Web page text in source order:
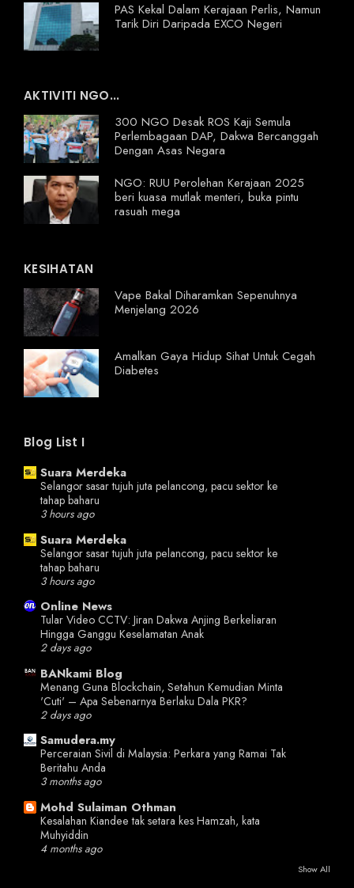
PAS Kekal Dalam Kerajaan Perlis, Namun
Tarik Diri Daripada EXCO Negeri
AKTIVITI NGO...
300 NGO Desak ROS Kaji Semula
Perlembagaan DAP, Dakwa Bercanggah
Dengan Asas Negara
NGO: RUU Perolehan Kerajaan 2025
beri kuasa mutlak menteri, buka pintu
rasuah mega
KESIHATAN
Vape Bakal Diharamkan Sepenuhnya
Menjelang 2026
Amalkan Gaya Hidup Sihat Untuk Cegah
Diabetes
Blog List I
Suara Merdeka
Selangor sasar tujuh juta pelancong, pacu sektor ke
tahap baharu
3 hours ago
Suara Merdeka
Selangor sasar tujuh juta pelancong, pacu sektor ke
tahap baharu
3 hours ago
Online News
Tular Video CCTV: Jiran Dakwa Anjing Berkeliaran
Hingga Ganggu Keselamatan Anak
2 days ago
BANkami Blog
Menang Guna Blockchain, Setahun Kemudian Minta
'Cuti' – Apa Sebenarnya Berlaku Dala PKR?
2 days ago
Samudera.my
Perceraian Sivil di Malaysia: Perkara yang Ramai Tak
Beritahu Anda
3 months ago
Mohd Sulaiman Othman
Kesalahan Kiandee tak setara kes Hamzah, kata
Muhyiddin
4 months ago
Show All